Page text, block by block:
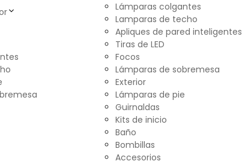
Lámparas colgantes
Lamparas de techo
Apliques de pared inteligentes
Tiras de LED
Focos
Lámparas de sobremesa
Exterior
Lámparas de pie
Guirnaldas
Kits de inicio
Baño
Bombillas
Accesorios